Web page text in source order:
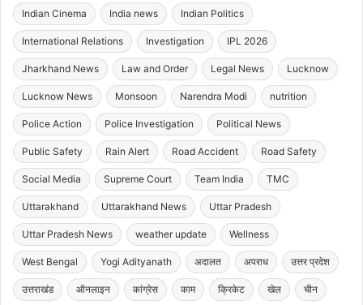
Indian Cinema India news Indian Politics
International Relations Investigation IPL 2026
Jharkhand News Law and Order Legal News Lucknow
Lucknow News Monsoon Narendra Modi nutrition
Police Action Police Investigation Political News
Public Safety Rain Alert Road Accident Road Safety
Social Media Supreme Court Team India TMC
Uttarakhand Uttarakhand News Uttar Pradesh
Uttar Pradesh News weather update Wellness
West Bengal Yogi Adityanath अदालत अपराध उत्तर प्रदेश
उत्तराखंड ऑनलाइन कांग्रेस काम क्रिकेट खेल चीन